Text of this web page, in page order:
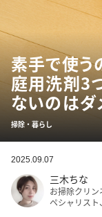
素手で使う
庭用洗剤3
ないのはダ
掃除・暮らし
2025.09.07
三木ちな
お掃除クリ
ペシャリス